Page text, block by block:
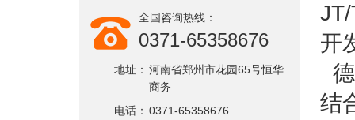
全国咨询热线：
0371-65358676
地址： 河南省郑州市花园65号恒华
商务
电话： 0371-65358676
开
结